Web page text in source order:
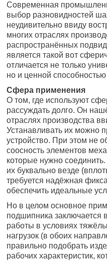
Современная
выбор разновидностей
неудивительно ввиду
многих отраслях
распространённых
является такой вот
отличается не только
но и ценной
Сфера применения
О том, где используют
рассуждать долго. Он
отраслях производства
Устанавливать их можно
устройство. При этом не
соосность элементов
которые нужно
их буквально везде
требуется надёжная
обеспечить идеальные
Но в целом основное
подшипника заключается
работы в условиях
нагрузок (в обоих
правильно подобрать
рабочих характеристик,